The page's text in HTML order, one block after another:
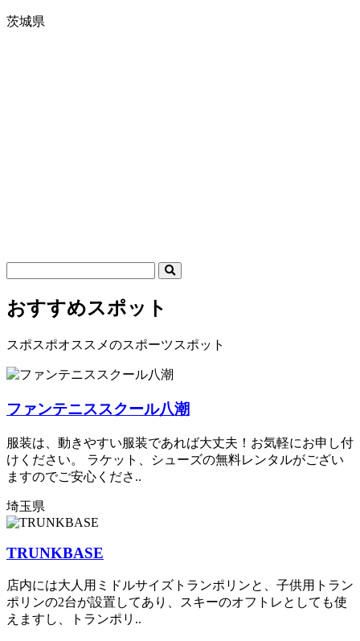
茨城県
おすすめスポット
スポスポオススメのスポーツスポット
ファンテニススクール八潮
服装は、動きやすい服装であれば大丈夫！お気軽にお申し付
けください。 ラケット、シューズの無料レンタルがござい
ますのでご安心くださ..
埼玉県
TRUNKBASE
店内には大人用ミドルサイズトランポリンと、子供用トラン
ポリンの2台が設置してあり、スキーのオフトレとしても使
えますし、トランポリ..